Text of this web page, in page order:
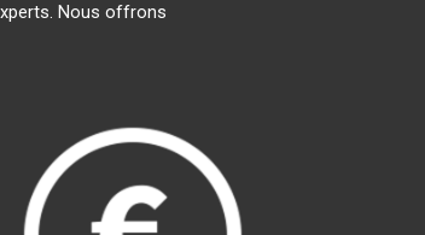
Nous offrons